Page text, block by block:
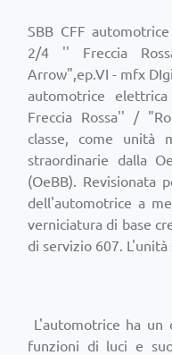
SBB CFF
2/4 '' Freccia
Arrow",ep.VI - mfx
automotrice
Freccia Rossa'' /
classe, come unità
straordinarie dalla
(OeBB). Revisionata
dell'automotrice a
verniciatura di base
di servizio 607. L'unità
L'automotrice ha un
funzioni di luci e